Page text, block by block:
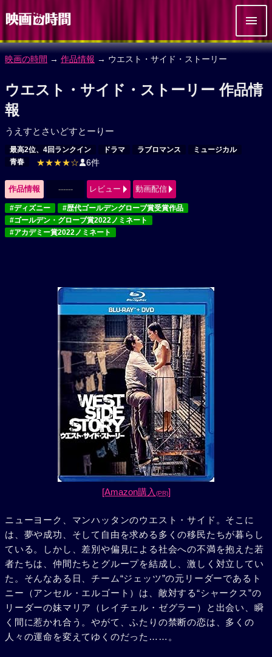
映画の時間 → 作品情報 → ウエスト・サイド・ストーリー
ウエスト・サイド・ストーリー 作品情
報
うえすとさいどすとーりー
最高2位、4回ランクイン ドラマ ラブロマンス
ミュージカル
青春
★★★★☆ 6件
作品情報 ------ レビュー 動画配信
#ディズニー
#歴代ゴールデングローブ賞受賞作品
#ゴールデン・グローブ賞2022ノミネート
#アカデミー賞2022ノミネート
[Amazon購入 (PR)]
ニューヨーク、マンハッタンのウエスト・サイド。そこに
は、夢や成功、そして自由を求める多くの移民たちが暮らし
ている。しかし、差別や偏見による社会への不満を抱えた若
者たちは、仲間たちとグループを結成し、激しく対立してい
た。そんなある日、チーム“ジェッツ”の元リーダーであるト
ニー（アンセル・エルゴート）は、敵対する“シャークス”の
リーダーの妹マリア（レイチェル・ゼグラー）と出会い、瞬
く間に惹かれ合う。やがて、ふたりの禁断の恋は、多くの
人々の運命を変えてゆくのだった……。